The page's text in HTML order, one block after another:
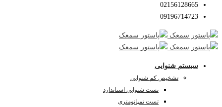
02156128665
09196714723
سیستم شنوایی
تشخیص کم شنوایی
تست شنوایی استاندارد
تست تمپانومتری